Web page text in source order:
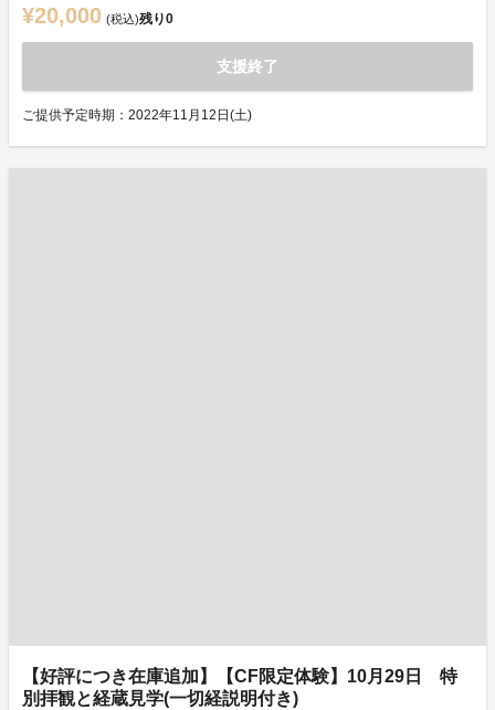
¥20,000 (税込)残り0
支援終了
ご提供予定時期：2022年11月12日(土)
【好評につき在庫追加】【CF限定体験】10月29日 特
別拝観と経蔵見学(一切経説明付き)